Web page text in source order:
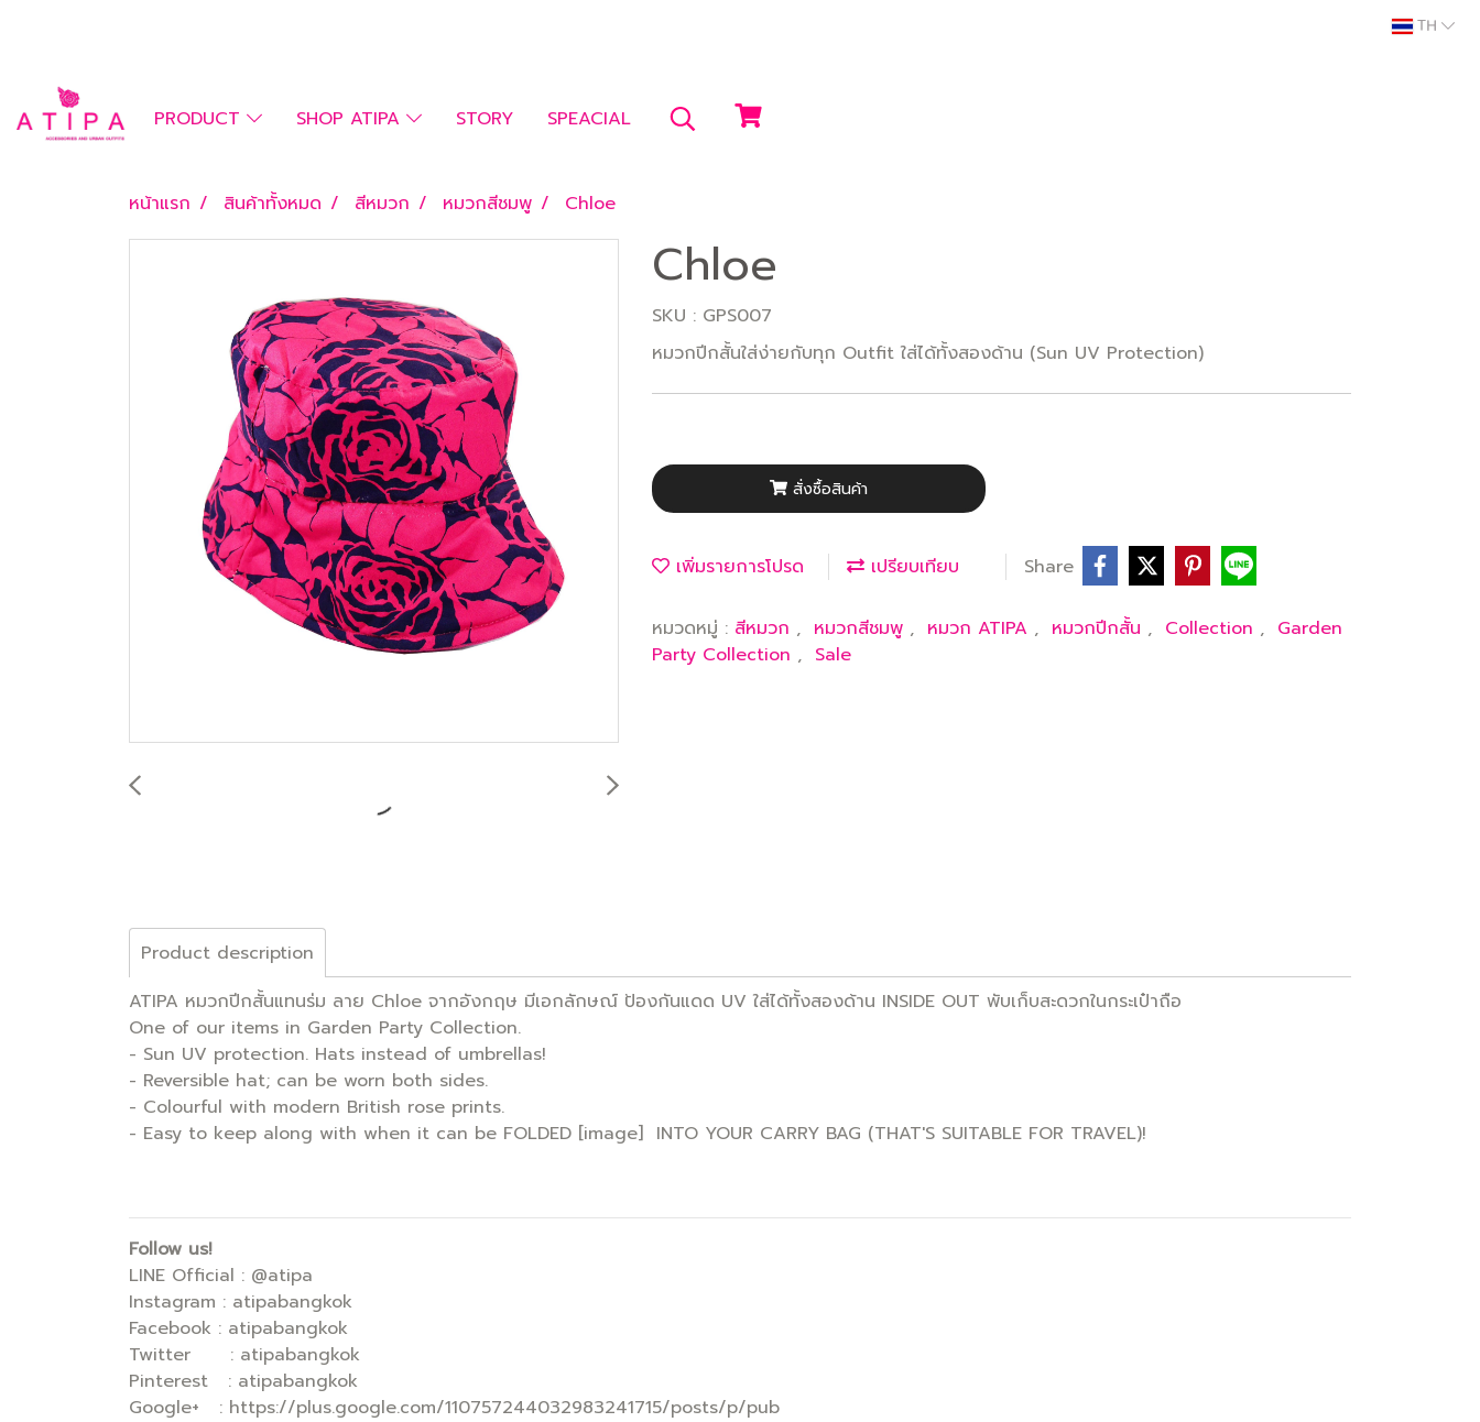
TH
PRODUCT SHOP ATIPA STORY SPEACIAL
หน้าแรก สินค้าทั้งหมด สีหมวก หมวกสีชมพู Chloe
Chloe
SKU : GPS007
หมวกปีกสั้นใส่ง่ายกับทุก Outfit ใส่ได้ทั้งสองด้าน (Sun UV Protection)
สั่งซื้อสินค้า
เพิ่มรายการโปรด เปรียบเทียบ Share
หมวดหมู่ : สีหมวก , หมวกสีชมพู , หมวก ATIPA , หมวกปีกสั้น , Collection , Garden
Party Collection , Sale
Product description
ATIPA หมวกปีกสั้นแทนร่ม ลาย Chloe จากอังกฤษ มีเอกลักษณ์ ป้องกันแดด UV ใส่ได้ทั้งสองด้าน INSIDE OUT พับเก็บสะดวกในกระเป๋าถือ
One of our items in Garden Party Collection.
- Sun UV protection. Hats instead of umbrellas!
- Reversible hat; can be worn both sides.
- Colourful with modern British rose prints.
- Easy to keep along with when it can be FOLDED [image] INTO YOUR CARRY BAG (THAT'S SUITABLE FOR TRAVEL)!
Follow us!
LINE Official : @atipa
Instagram : atipabangkok
Facebook : atipabangkok
Twitter : atipabangkok
Pinterest : atipabangkok
Google+ : https://plus.google.com/110757244032983241715/posts/p/pub